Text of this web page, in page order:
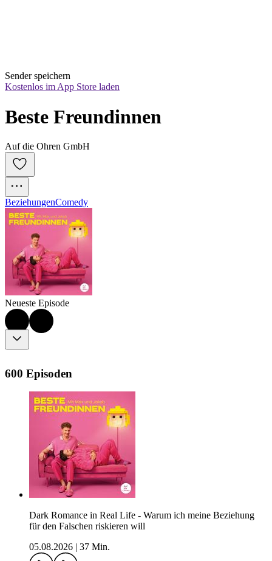
Sender speichern
Kostenlos im App Store laden
Beste Freundinnen
Auf die Ohren GmbH
BeziehungenComedy
Neueste Episode
600 Episoden
Dark Romance in Real Life - Warum ich meine Beziehung
für den Falschen riskieren will
05.08.2026
37 Min.